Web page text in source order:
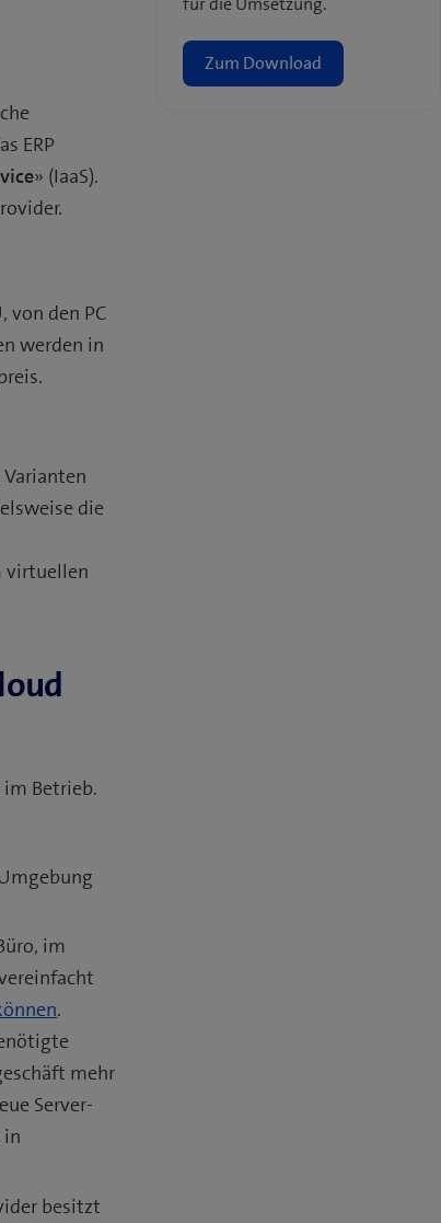
Zum Download
ERP
» (IaaS).
den PC
werden in
die
virtuellen
Betrieb.
im
.
mehr
Server-
in
besitzt